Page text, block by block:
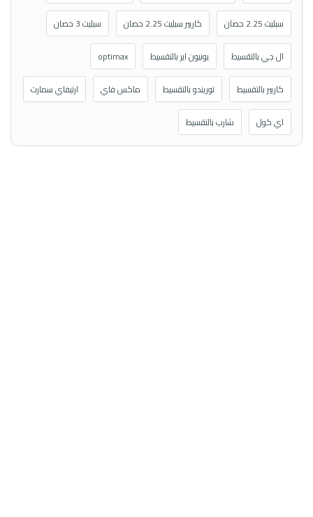
سبليت 2.25 حصان كاريير سبليت 2.25 حصان سبليت 3 حصان
ال جي بالتقسيط يونيون اير بالتقسيط optimax
كاريير بالتقسيط توريندو بالتقسيط ماكس فاي ارتيفاي سمارت
اي كول شارب بالتقسيط